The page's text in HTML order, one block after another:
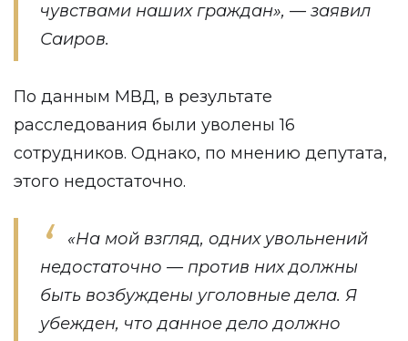
чувствами наших граждан», — заявил
Саиров.
По данным МВД, в результате
расследования были уволены 16
сотрудников. Однако, по мнению депутата,
этого недостаточно.
«На мой взгляд, одних увольнений
недостаточно — против них должны
быть возбуждены уголовные дела. Я
убежден, что данное дело должно